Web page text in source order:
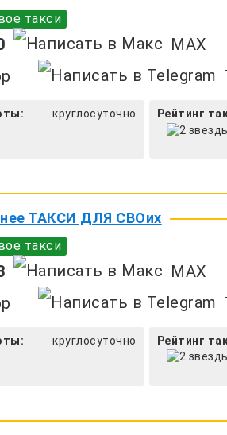
такси
MAX
круглосуточно Рейтинг
ТАКСИ ДЛЯ СВОих
такси
MAX
круглосуточно Рейтинг